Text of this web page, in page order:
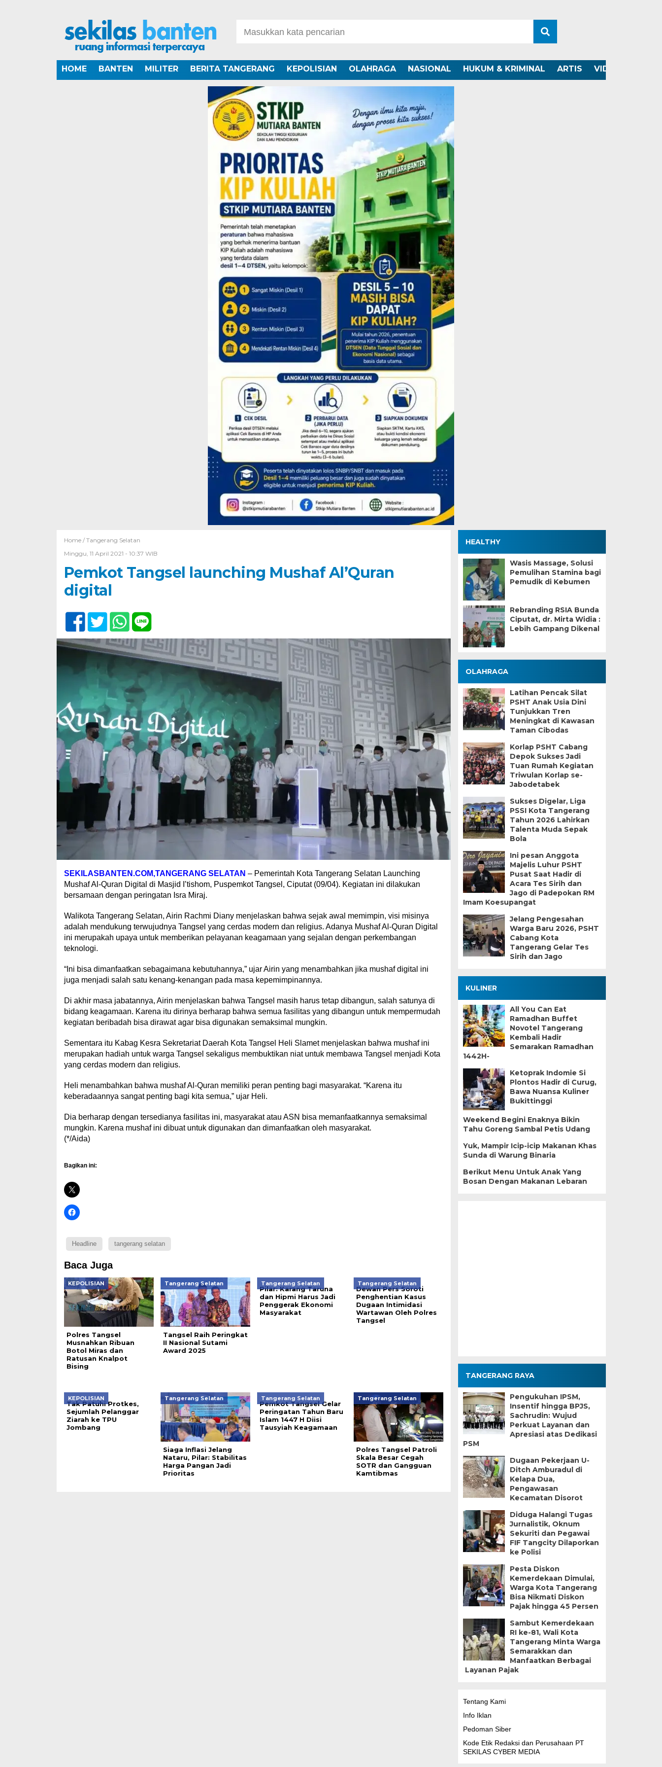
HOME BANTEN MILITER BERITA TANGERANG KEPOLISIAN OLAHRAGA NASIONAL HUKUM & KRIMINAL ARTIS VIDEO
Home / Tangerang Selatan
Minggu, 11 April 2021 - 10:37 WIB
Pemkot Tangsel launching Mushaf Al’Quran
digital
SEKILASBANTEN.COM,TANGERANG SELATAN – Pemerintah Kota Tangerang Selatan Launching
Mushaf Al-Quran Digital di Masjid I’tishom, Puspemkot Tangsel, Ciputat (09/04). Kegiatan ini dilakukan
bersamaan dengan peringatan Isra Miraj.
Walikota Tangerang Selatan, Airin Rachmi Diany menjelaskan bahwa sejak awal memimpin, visi misinya
adalah mendukung terwujudnya Tangsel yang cerdas modern dan religius. Adanya Mushaf Al-Quran Digital
ini merupakah upaya untuk memberikan pelayanan keagamaan yang sejalan dengan perkembangan
teknologi.
“Ini bisa dimanfaatkan sebagaimana kebutuhannya,” ujar Airin yang menambahkan jika mushaf digital ini
juga menjadi salah satu kenang-kenangan pada masa kepemimpinannya.
Di akhir masa jabatannya, Airin menjelaskan bahwa Tangsel masih harus tetap dibangun, salah satunya di
bidang keagamaan. Karena itu dirinya berharap bahwa semua fasilitas yang dibangun untuk mempermudah
kegiatan beribadah bisa dirawat agar bisa digunakan semaksimal mungkin.
Sementara itu Kabag Kesra Sekretariat Daerah Kota Tangsel Heli Slamet menjelaskan bahwa mushaf ini
merupakan hadiah untuk warga Tangsel sekaligus membuktikan niat untuk membawa Tangsel menjadi Kota
yang cerdas modern dan religius.
Heli menambahkan bahwa mushaf Al-Quran memiliki peran penting bagi masyarakat. “Karena itu
keberadaannya sangat penting bagi kita semua,” ujar Heli.
Dia berharap dengan tersedianya fasilitas ini, masyarakat atau ASN bisa memanfaatkannya semaksimal
mungkin. Karena mushaf ini dibuat untuk digunakan dan dimanfaatkan oleh masyarakat.
(*/Aida)
Bagikan ini:
Headline tangerang selatan
Baca Juga
KEPOLISIAN
Polres Tangsel
Musnahkan Ribuan
Botol Miras dan
Ratusan Knalpot
Bising
Tangerang Selatan
Tangsel Raih Peringkat
II Nasional Sutami
Award 2025
Tangerang Selatan
Pilar: Karang Taruna
dan Hipmi Harus Jadi
Penggerak Ekonomi
Masyarakat
Tangerang Selatan
Dewan Pers Soroti
Penghentian Kasus
Dugaan Intimidasi
Wartawan Oleh Polres
Tangsel
KEPOLISIAN
Tak Patuhi Protkes,
Sejumlah Pelanggar
Ziarah ke TPU
Jombang
Tangerang Selatan
Siaga Inflasi Jelang
Nataru, Pilar: Stabilitas
Harga Pangan Jadi
Prioritas
Tangerang Selatan
Pemkot Tangsel Gelar
Peringatan Tahun Baru
Islam 1447 H Diisi
Tausyiah Keagamaan
Tangerang Selatan
Polres Tangsel Patroli
Skala Besar Cegah
SOTR dan Gangguan
Kamtibmas
HEALTHY
Wasis Massage, Solusi
Pemulihan Stamina bagi
Pemudik di Kebumen
Rebranding RSIA Bunda
Ciputat, dr. Mirta Widia :
Lebih Gampang Dikenal
OLAHRAGA
Latihan Pencak Silat
PSHT Anak Usia Dini
Tunjukkan Tren
Meningkat di Kawasan
Taman Cibodas
Korlap PSHT Cabang
Depok Sukses Jadi
Tuan Rumah Kegiatan
Triwulan Korlap se-
Jabodetabek
Sukses Digelar, Liga
PSSI Kota Tangerang
Tahun 2026 Lahirkan
Talenta Muda Sepak
Bola
Ini pesan Anggota
Majelis Luhur PSHT
Pusat Saat Hadir di
Acara Tes Sirih dan
Jago di Padepokan RM
Imam Koesupangat
Jelang Pengesahan
Warga Baru 2026, PSHT
Cabang Kota
Tangerang Gelar Tes
Sirih dan Jago
KULINER
All You Can Eat
Ramadhan Buffet
Novotel Tangerang
Kembali Hadir
Semarakan Ramadhan
1442H-
Ketoprak Indomie Si
Plontos Hadir di Curug,
Bawa Nuansa Kuliner
Bukittinggi
Weekend Begini Enaknya Bikin
Tahu Goreng Sambal Petis Udang
Yuk, Mampir Icip-icip Makanan Khas
Sunda di Warung Binaria
Berikut Menu Untuk Anak Yang
Bosan Dengan Makanan Lebaran
TANGERANG RAYA
Pengukuhan IPSM,
Insentif hingga BPJS,
Sachrudin: Wujud
Perkuat Layanan dan
Apresiasi atas Dedikasi
PSM
Dugaan Pekerjaan U-
Ditch Amburadul di
Kelapa Dua,
Pengawasan
Kecamatan Disorot
Diduga Halangi Tugas
Jurnalistik, Oknum
Sekuriti dan Pegawai
FIF Tangcity Dilaporkan
ke Polisi
Pesta Diskon
Kemerdekaan Dimulai,
Warga Kota Tangerang
Bisa Nikmati Diskon
Pajak hingga 45 Persen
Sambut Kemerdekaan
RI ke-81, Wali Kota
Tangerang Minta Warga
Semarakkan dan
Manfaatkan Berbagai
Layanan Pajak
Tentang Kami
Info Iklan
Pedoman Siber
Kode Etik Redaksi dan Perusahaan PT
SEKILAS CYBER MEDIA